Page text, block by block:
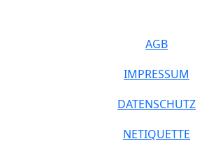
AGB
IMPRESSUM
DATENSCHUTZ
NETIQUETTE